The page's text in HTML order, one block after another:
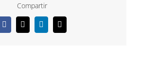
Compartir
Facebook
X LinkedInCorreo
electrónico